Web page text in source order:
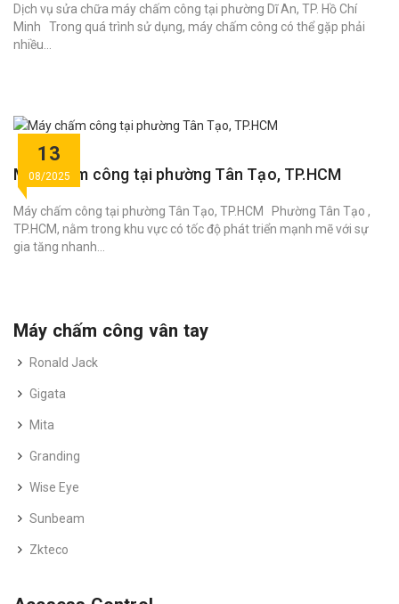
Dịch vụ sửa chữa máy chấm công tại phường Dĩ An, TP. Hồ Chí
Minh Trong quá trình sử dụng, máy chấm công có thể gặp phải
nhiều...
13
08/2025
Máy chấm công tại phường Tân Tạo, TP.HCM
Máy chấm công tại phường Tân Tạo, TP.HCM Phường Tân Tạo ,
TP.HCM, nằm trong khu vực có tốc độ phát triển mạnh mẽ với sự
gia tăng nhanh...
Máy chấm công vân tay
Ronald Jack
Gigata
Mita
Granding
Wise Eye
Sunbeam
Zkteco